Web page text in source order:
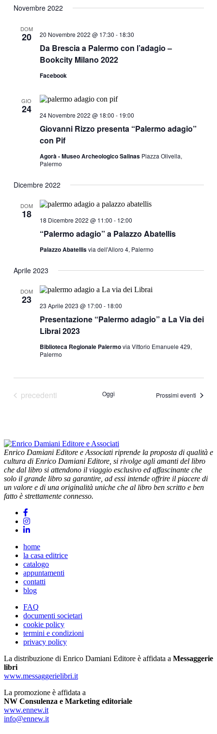
e
la
Novembre 2022
DOM
20
Da Brescia a Palermo con l’adagio –
Bookcity Milano 2022
20 Novembre 2022 @ 17:30 - 18:30
Facebook
GIO
24
Giovanni Rizzo presenta “Palermo adagio”
con Pif
24 Novembre 2022 @ 18:00 - 19:00
Agorà - Museo Archeologico Salinas Piazza Olivella,
Palermo
Dicembre 2022
DOM
18
“Palermo adagio” a Palazzo Abatellis
18 Dicembre 2022 @ 11:00 - 12:00
Palazzo Abatellisvia dell'Alloro 4, Palermo
Aprile 2023
DOM
23
Presentazione “Palermo adagio” a La Via dei
Librai 2023
23 Aprile 2023 @ 17:00 - 18:00
Biblioteca Regionale Palermovia Vittorio Emanuele 429,
Palermo
Eventi
precedenti Oggi Prossimi eventi
Enrico Damiani Editore e Associati riprende la proposta di qualità e
cultura di Enrico Damiani Editore, si rivolge agli amanti del libro
che dal libro si attendono il viaggio esclusivo ed affascinante che
solo il grande libro sa garantire, ad essi intende offrire il piacere di
un valore e di una originalità uniche che al libro ben scritto e ben
fatto è strettamente connesso.
home
la casa editrice
catalogo
appuntamenti
contatti
blog
FAQ
documenti societari
cookie policy
termini e condizioni
privacy policy
La distribuzione di Enrico Damiani Editore è affidata a Messaggerie
libri
www.messaggerielibri.it
La promozione è affidata a
NW Consulenza e Marketing editoriale
www.ennew.it
info@ennew.it